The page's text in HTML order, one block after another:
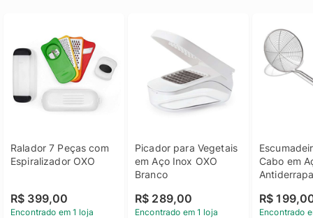
Ralador 7 Peças com
Espiralizador OXO
R$ 399,00
Encontrado em 1 loja
Picador para Vegetais
em Aço Inox OXO
Branco
R$ 289,00
Encontrado em 1 loja
Cabo em
R$
Encontrado